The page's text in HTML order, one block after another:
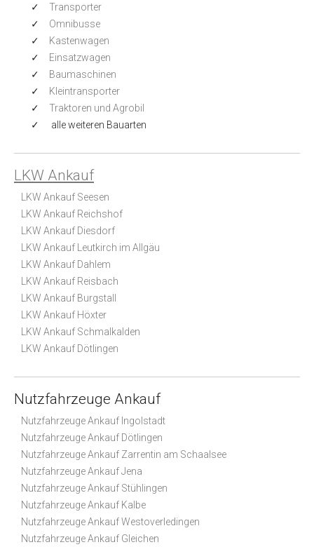
Transporter
Omnibusse
Kastenwagen
Einsatzwagen
Baumaschinen
Kleintransporter
Traktoren und Agrobil
alle weiteren Bauarten
LKW Ankauf
LKW Ankauf Seesen
LKW Ankauf Reichshof
LKW Ankauf Diesdorf
LKW Ankauf Leutkirch im Allgäu
LKW Ankauf Dahlem
LKW Ankauf Reisbach
LKW Ankauf Burgstall
LKW Ankauf Höxter
LKW Ankauf Schmalkalden
LKW Ankauf Dötlingen
Nutzfahrzeuge Ankauf
Nutzfahrzeuge Ankauf Ingolstadt
Nutzfahrzeuge Ankauf Dötlingen
Nutzfahrzeuge Ankauf Zarrentin am Schaalsee
Nutzfahrzeuge Ankauf Jena
Nutzfahrzeuge Ankauf Stühlingen
Nutzfahrzeuge Ankauf Kalbe
Nutzfahrzeuge Ankauf Westoverledingen
Nutzfahrzeuge Ankauf Gleichen